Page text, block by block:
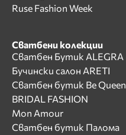
Ruse Fashion Week
Сватбени колекции
Сватбен Бутик ALEGRA
Бучински салон ARETI
Сватбен бутик Be Queen
BRIDAL FASHION
Mon Amour
Сватбен бутик Палома